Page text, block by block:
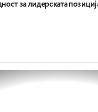
за лидерската